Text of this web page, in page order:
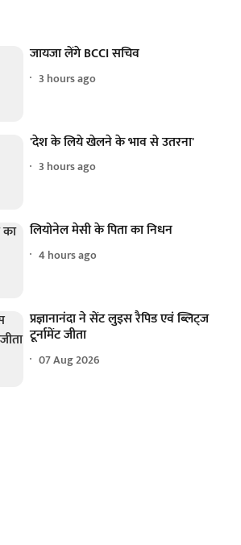
जायजा लेंगे BCCI सचिव
3 hours ago
'देश के लिये खेलने के भाव से उतरना'
3 hours ago
लियोनेल मेसी के पिता का निधन
4 hours ago
प्रज्ञानानंदा ने सेंट लुइस रैपिड एवं ब्लिट्ज
टूर्नामेंट जीता
07 Aug 2026